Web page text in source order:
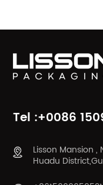
Tel :+0086
Lisson Mansion ,
Huadu